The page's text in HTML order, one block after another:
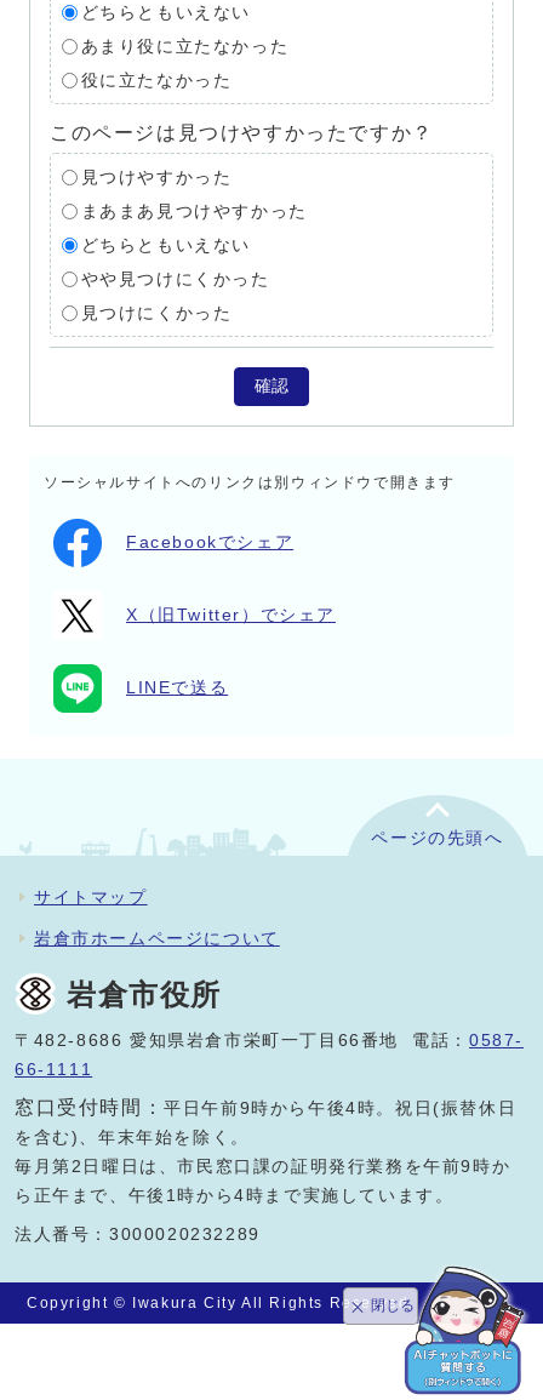
どちらともいえない
あまり役に立たなかった
役に立たなかった
このページは見つけやすかったですか？
見つけやすかった
まあまあ見つけやすかった
どちらともいえない
やや見つけにくかった
見つけにくかった
確認
ソーシャルサイトへのリンクは別ウィンドウで開きます
Facebookでシェア
X（旧Twitter）でシェア
LINEで送る
閉じる
ページの先頭へ
サイトマップ
岩倉市ホームページについて
岩倉市役所
〒482-8686 愛知県岩倉市栄町一丁目66番地 電話：0587-
66-1111
窓口受付時間：平日午前9時から午後4時。祝日(振替休日
を含む)、年末年始を除く。
毎月第2日曜日は、市民窓口課の証明発行業務を午前9時か
ら正午まで、午後1時から4時まで実施しています。
法人番号：3000020232289
Copyright © Iwakura City All Rights Reserved.